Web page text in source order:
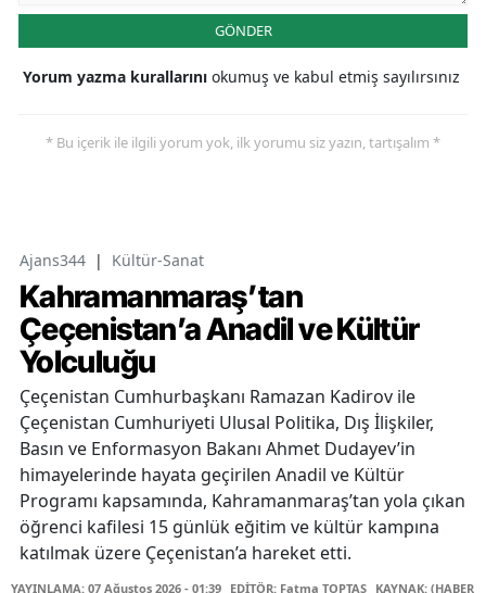
GÖNDER
Yorum yazma kurallarını okumuş ve kabul etmiş sayılırsınız
* Bu içerik ile ilgili yorum yok, ilk yorumu siz yazın, tartışalım *
Ajans344 | Kültür-Sanat
Kahramanmaraş’tan
Çeçenistan’a Anadil ve Kültür
Yolculuğu
Çeçenistan Cumhurbaşkanı Ramazan Kadirov ile
Çeçenistan Cumhuriyeti Ulusal Politika, Dış İlişkiler,
Basın ve Enformasyon Bakanı Ahmet Dudayev’in
himayelerinde hayata geçirilen Anadil ve Kültür
Programı kapsamında, Kahramanmaraş’tan yola çıkan
öğrenci kafilesi 15 günlük eğitim ve kültür kampına
katılmak üzere Çeçenistan’a hareket etti.
YAYINLAMA: 07 Ağustos 2026 - 01:39 EDİTÖR: Fatma TOPTAŞ KAYNAK: (HABER